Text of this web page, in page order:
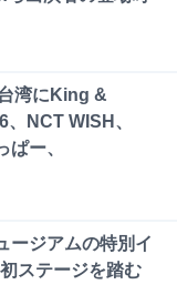
湾にKing &
NCT WISH、
ー、
ージアムの特別イ
ステージを踏む